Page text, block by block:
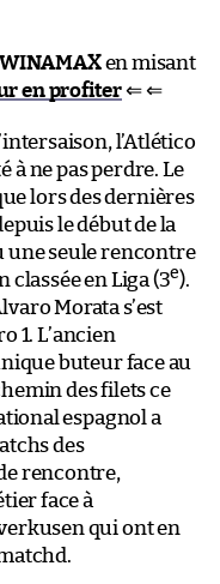
WINAMAXen misant
en profiter⇐ ⇐
l’Atlético
à ne pas perdre. Le
lors des dernières
le début de la
une seule rencontre
classée en Liga (3e).
Morata s’est
1. L’ancien
buteur face au
des filets ce
espagnol a
des
rencontre,
face à
qui ont en